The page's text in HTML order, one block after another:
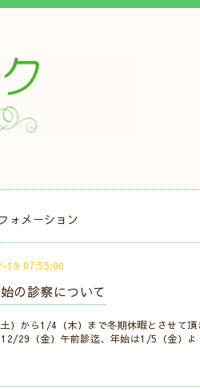
ォメーション
19 07:55:00
の診察について
）から1/4（木）まで冬期休暇とさせて頂
29（金）午前診迄、年始は1/5（金）よ